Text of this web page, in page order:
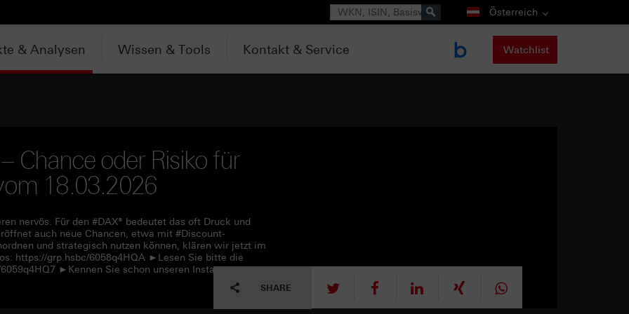
Suche Österreich
& Analysen Wissen & Tools Kontakt & Service Watchlist
Chance oder Risiko für
18.03.2026
nervös. Für den #DAX® bedeutet das oft Druck und
auch neue Chancen, etwa mit #Discount-
und strategisch nutzen können, klären wir jetzt im
https://grp.hsbc/6058q4HQA ►Lesen Sie bitte die
►Kennen Sie schon unseren Instagram-
SHARE tweet mitteilen